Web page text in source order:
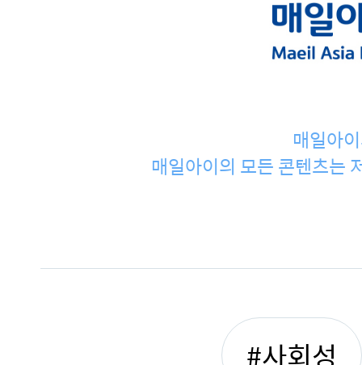
매일아
매일아이의 모든 콘텐츠는
#사회성